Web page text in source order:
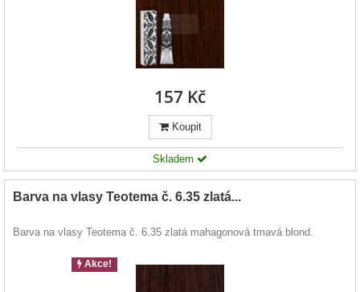
157 Kč
Koupit
Skladem
Barva na vlasy Teotema č. 6.35 zlatá...
Barva na vlasy Teotema č. 6.35 zlatá mahagonová tmavá blond.
Akce!